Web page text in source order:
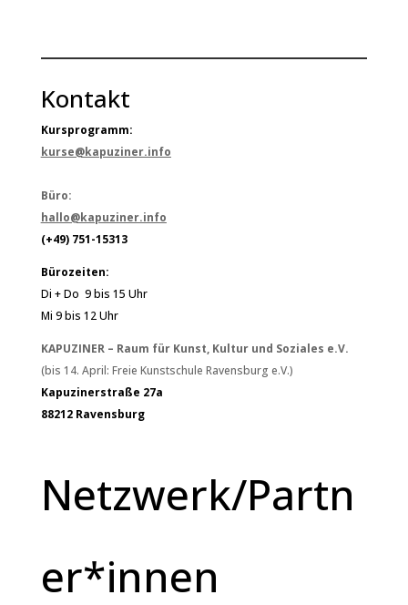
Kontakt
Kursprogramm:
kurse@kapuziner.info
Büro:
hallo@kapuziner.info
(+49) 751-15313
Bürozeiten:
Di + Do 9 bis 15 Uhr
Mi 9 bis 12 Uhr
KAPUZINER – Raum für Kunst, Kultur und Soziales e.V.
(bis 14. April: Freie Kunstschule Ravensburg e.V.)
Kapuzinerstraße 27a
88212 Ravensburg
Netzwerk/Partn
er*innen